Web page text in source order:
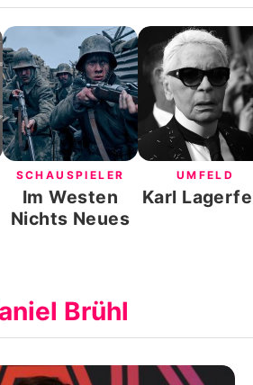
SCHAUSPIELER
Im Westen
Nichts Neues
UMFELD
Karl
Brühl